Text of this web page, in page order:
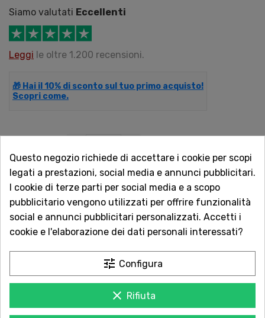
Siamo valutati Eccellenti
Leggi le oltre 1.200 recensioni.
🎁 Hai il 10% di sconto sul tuo primo acquisto!
Scopri come.
AGGIUNGI AL CARRELLO
Acquista in totale sicurezza
Dal 1957 a Catania. Clicca e leggi le oltre
1.000 recensioni dei nostri clienti.
Questo negozio richiede di accettare i cookie per scopi
legati a prestazioni, social media e annunci pubblicitari.
I cookie di terze parti per social media e a scopo
pubblicitario vengono utilizzati per offrire funzionalità
social e annunci pubblicitari personalizzati. Accetti i
cookie e l'elaborazione dei dati personali interessati?
tune Configura
clear Rifiuta